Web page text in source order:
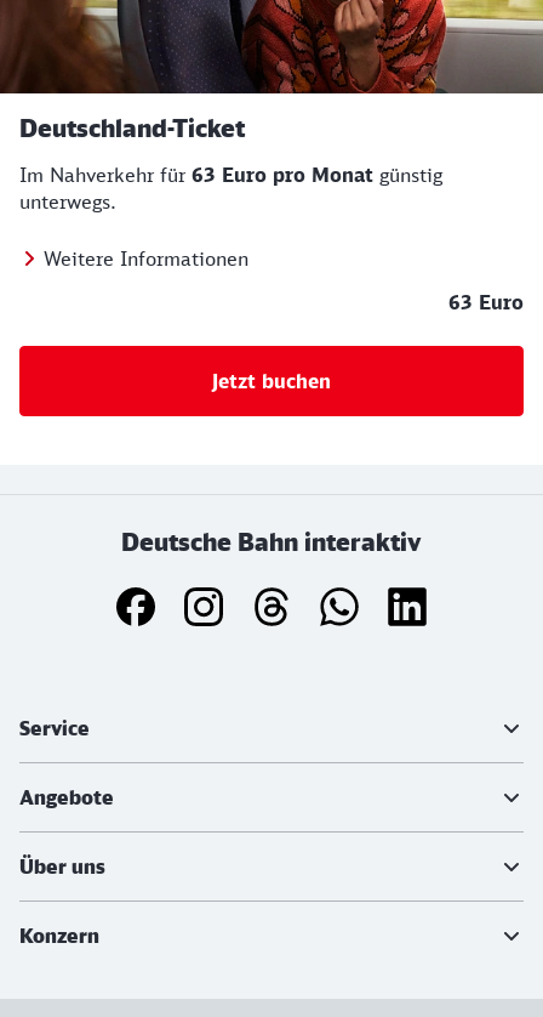
Deutschland-Ticket
Im Nahverkehr für 63 Euro pro Monat günstig
unterwegs.
Weitere Informationen
63 Euro
Jetzt buchen
Deutsche Bahn interaktiv
Service
Angebote
Über uns
Konzern